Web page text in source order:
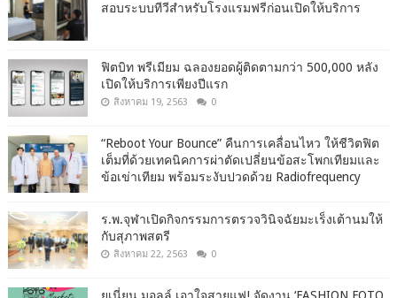
สอบระบบทีวีสำหรับโรงแรมฟรีก่อนเปิดให้บริการ
ฟิตบิท พรีเมียม ฉลองยอดผู้ติดตามกว่า 500,000 หลัง
เปิดให้บริการเพียงปีแรก
สิงหาคม 19, 2563 0
“Reboot Your Bounce” คืนการเคลื่อนไหว ให้ชีวิตฟิต
เต็มที่ด้วยเทคนิคการผ่าตัดเปลี่ยนข้อสะโพกเทียมและ
ข้อเข่าเทียม พร้อมระงับปวดด้วย Radiofrequency
ร.พ.จุฬาเปิดกิจกรรมการตรวจวินิจฉัยมะเร็งเต้านมให้
กับสุภาพสตรี
สิงหาคม 22, 2563 0